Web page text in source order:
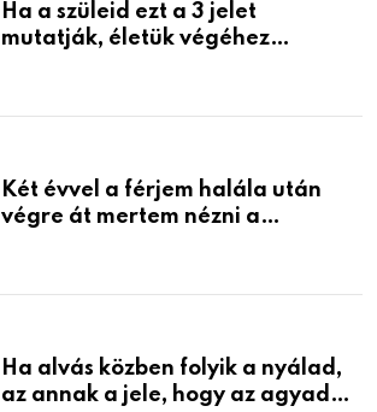
Ha a szüleid ezt a 3 jelet
mutatják, életük végéhez
Két évvel a férjem halála után
végre át mertem nézni a
életemet
Ha alvás közben folyik a nyálad,
az annak a jele, hogy az agyad…